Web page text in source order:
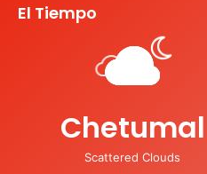
El Tiempo
Chetumal
Scattered Clouds